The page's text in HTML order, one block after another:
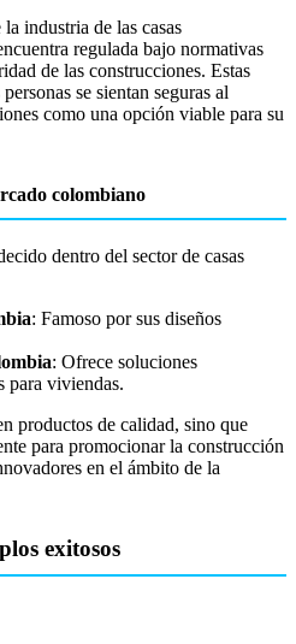
industria de las casas
regulada bajo normativas
de las construcciones. Estas
se sientan seguras al
como una opción viable para su
colombiano
dentro del sector de casas
: Famoso por sus diseños
: Ofrece soluciones
para viviendas.
productos de calidad, sino que
para promocionar la construcción
en el ámbito de la
exitosos